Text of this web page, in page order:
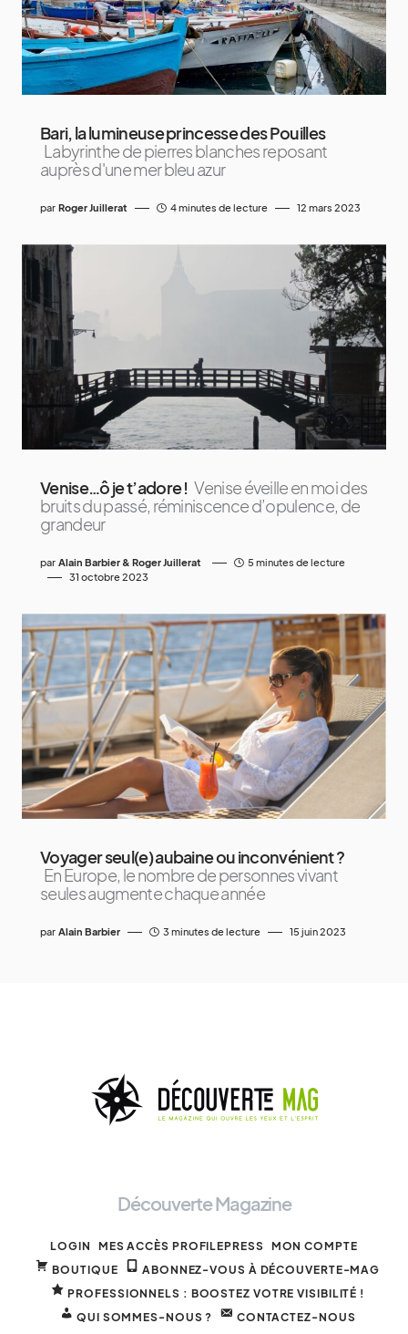
Bari, la lumineuse princesse des Pouilles
Labyrinthe de pierres blanches reposant
auprès d'une mer bleu azur
par Roger Juillerat 4 minutes de lecture 12 mars 2023
Venise…ô je t’adore ! Venise éveille en moi des
bruits du passé, réminiscence d’opulence, de
grandeur
par Alain Barbier & Roger Juillerat
5 minutes de lecture
31 octobre 2023
Voyager seul(e) aubaine ou inconvénient ?
En Europe, le nombre de personnes vivant
seules augmente chaque année
par Alain Barbier 3 minutes de lecture 15 juin 2023
Découverte Magazine
LOGIN MES ACCÈS PROFILEPRESS MON COMPTE
BOUTIQUE
ABONNEZ-VOUS À DÉCOUVERTE-MAG
PROFESSIONNELS : BOOSTEZ VOTRE VISIBILITÉ !
QUI SOMMES-NOUS ?
CONTACTEZ-NOUS